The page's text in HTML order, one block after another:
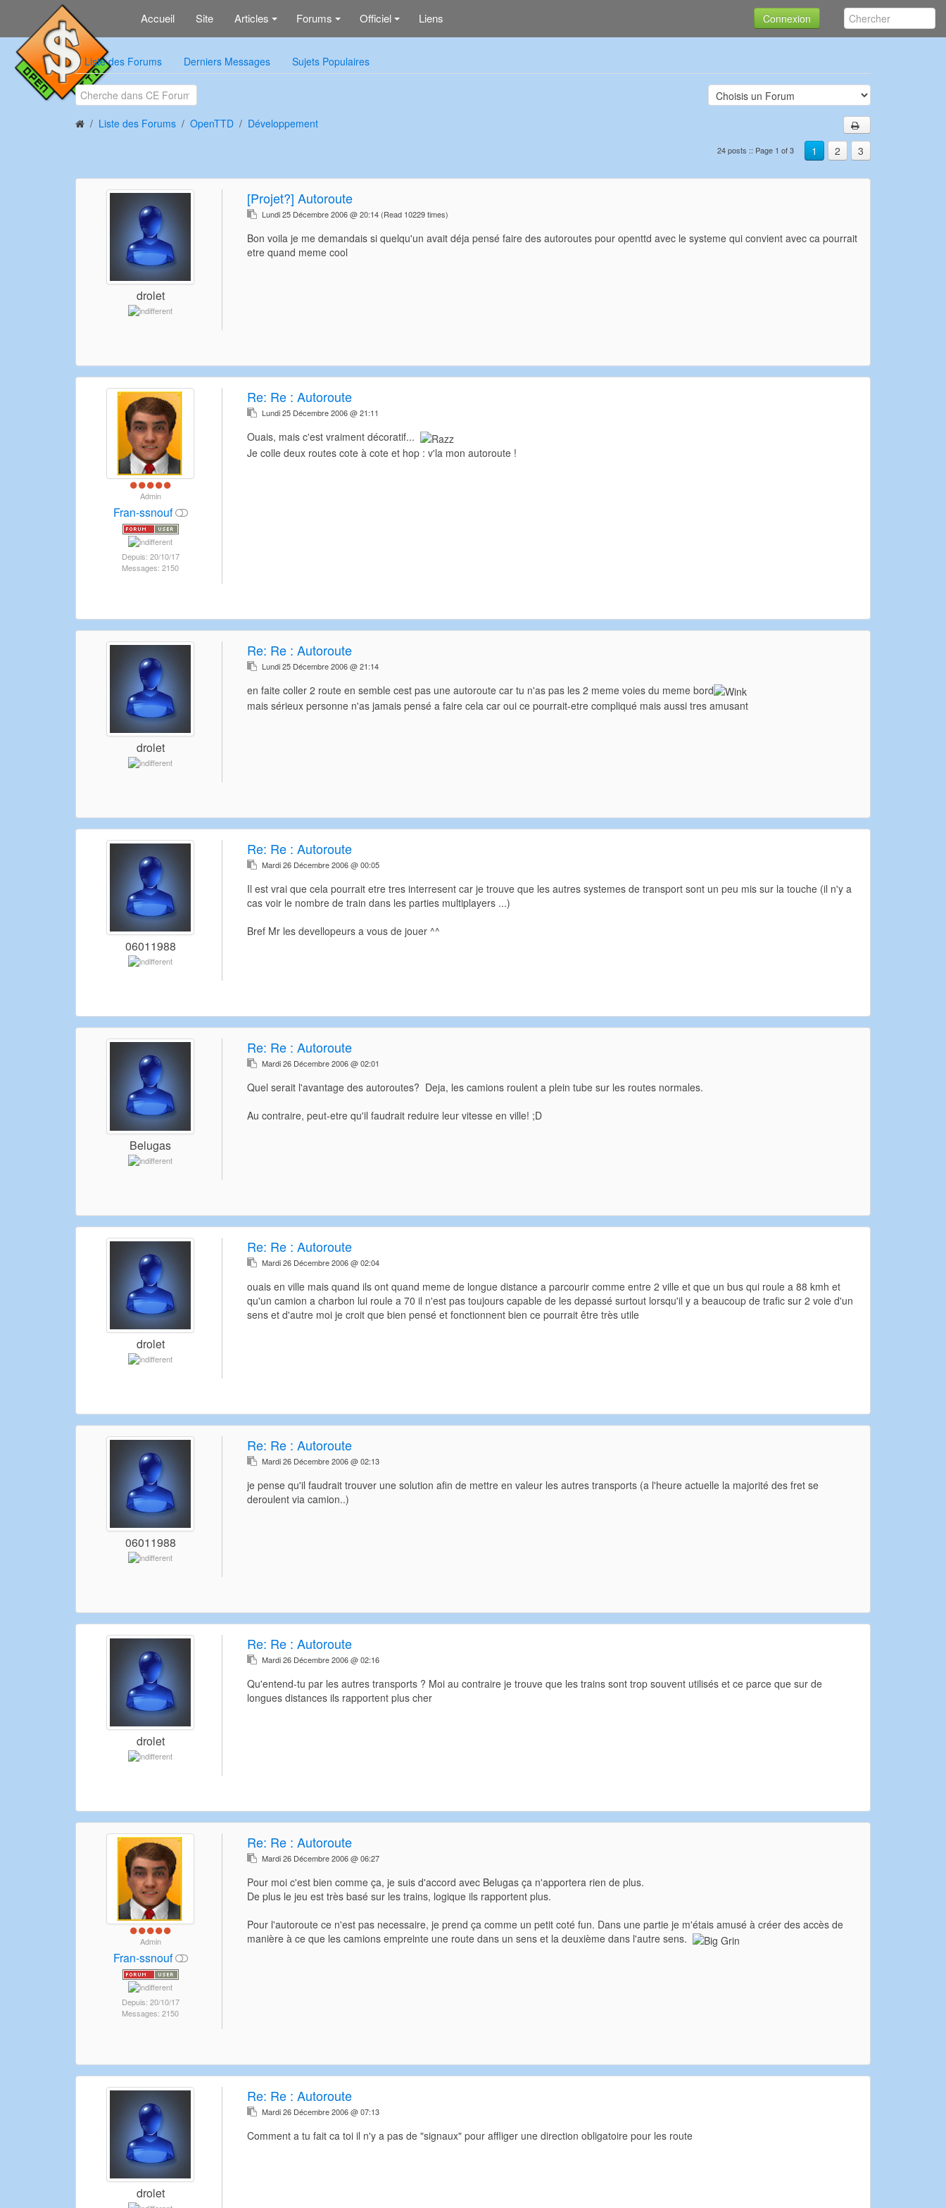
Accueil Site Articles Forums Officiel Liens Connexion
Liste des Forums Derniers Messages Sujets Populaires
Liste des Forums OpenTTD
Développement
1
2 3
24 posts :: Page 1 of 3
drolet
[Projet?] Autoroute
Lundi 25 Décembre 2006 @ 20:14(Read 10229 times)
Bon voila je me demandais si quelqu'un avait déja pensé faire des autoroutes pour openttd avec le systeme qui convient avec ca pourrait
etre quand meme cool
Admin
Fran-ssnouf
Depuis: 20/10/17
Messages: 2150
Re: Re : Autoroute
Lundi 25 Décembre 2006 @ 21:11
Ouais, mais c'est vraiment décoratif...
Je colle deux routes cote à cote et hop : v'la mon autoroute !
drolet
Re: Re : Autoroute
Lundi 25 Décembre 2006 @ 21:14
en faite coller 2 route en semble cest pas une autoroute car tu n'as pas les 2 meme voies du meme bord
mais sérieux personne n'as jamais pensé a faire cela car oui ce pourrait-etre compliqué mais aussi tres amusant
06011988
Re: Re : Autoroute
Mardi 26 Décembre 2006 @ 00:05
Il est vrai que cela pourrait etre tres interresent car je trouve que les autres systemes de transport sont un peu mis sur la touche (il n'y a
cas voir le nombre de train dans les parties multiplayers ...)
Bref Mr les devellopeurs a vous de jouer ^^
Belugas
Re: Re : Autoroute
Mardi 26 Décembre 2006 @ 02:01
Quel serait l'avantage des autoroutes? Deja, les camions roulent a plein tube sur les routes normales.
Au contraire, peut-etre qu'il faudrait reduire leur vitesse en ville! ;D
drolet
Re: Re : Autoroute
Mardi 26 Décembre 2006 @ 02:04
ouais en ville mais quand ils ont quand meme de longue distance a parcourir comme entre 2 ville et que un bus qui roule a 88 kmh et
qu'un camion a charbon lui roule a 70 il n'est pas toujours capable de les depassé surtout lorsqu'il y a beaucoup de trafic sur 2 voie d'un
sens et d'autre moi je croit que bien pensé et fonctionnent bien ce pourrait être très utile
06011988
Re: Re : Autoroute
Mardi 26 Décembre 2006 @ 02:13
je pense qu'il faudrait trouver une solution afin de mettre en valeur les autres transports (a l'heure actuelle la majorité des fret se
deroulent via camion..)
drolet
Re: Re : Autoroute
Mardi 26 Décembre 2006 @ 02:16
Qu'entend-tu par les autres transports ? Moi au contraire je trouve que les trains sont trop souvent utilisés et ce parce que sur de
longues distances ils rapportent plus cher
Admin
Fran-ssnouf
Depuis: 20/10/17
Messages: 2150
Re: Re : Autoroute
Mardi 26 Décembre 2006 @ 06:27
Pour moi c'est bien comme ça, je suis d'accord avec Belugas ça n'apportera rien de plus.
De plus le jeu est très basé sur les trains, logique ils rapportent plus.
Pour l'autoroute ce n'est pas necessaire, je prend ça comme un petit coté fun. Dans une partie je m'étais amusé à créer des accès de
manière à ce que les camions empreinte une route dans un sens et la deuxième dans l'autre sens.
drolet
Re: Re : Autoroute
Mardi 26 Décembre 2006 @ 07:13
Comment a tu fait ca toi il n'y a pas de "signaux" pour affliger une direction obligatoire pour les route